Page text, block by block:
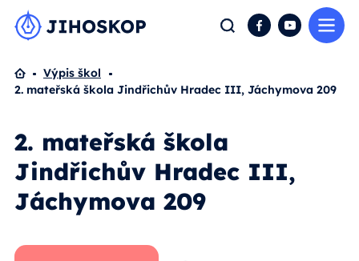
Hledat FacebookYouTube
Domů
Výpis škol
2. mateřská škola Jindřichův Hradec III, Jáchymova 209
2. mateřská škola
Jindřichův Hradec III,
Jáchymova 209